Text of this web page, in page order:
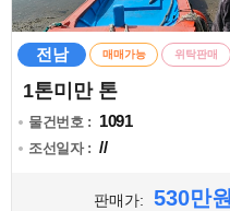
전남 매매가능 위탁판매
1톤미만 톤
물건번호 : 1091
조선일자 : //
판매가: 530만원